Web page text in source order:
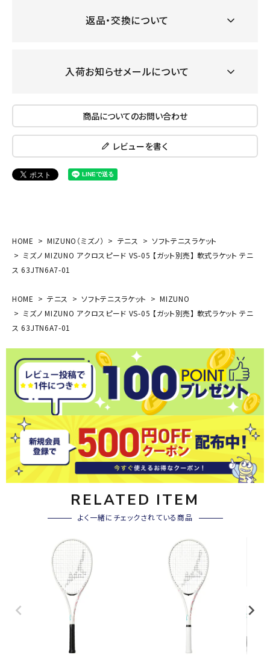
返品・交換について
入荷お知らせメールについて
商品についてのお問い合わせ
レビューを書く
HOME MIZUNO（ミズノ） テニス
ソフトテニスラケット
ミズノ MIZUNO アクロスピード VS-05 【ガット別売】 軟式ラケット テニ
ス 63JTN6A7-01
HOME テニス ソフトテニスラケット
MIZUNO
ミズノ MIZUNO アクロスピード VS-05 【ガット別売】 軟式ラケット テニ
ス 63JTN6A7-01
RELATED ITEM
よく一緒にチェックされている商品